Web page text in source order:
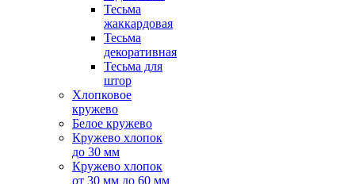
Тесьма
жаккардовая
Тесьма
декоративная
Тесьма для
штор
Хлопковое
кружево
Белое кружево
Кружево хлопок
до 30 мм
Кружево хлопок
от 30 мм до 60 мм